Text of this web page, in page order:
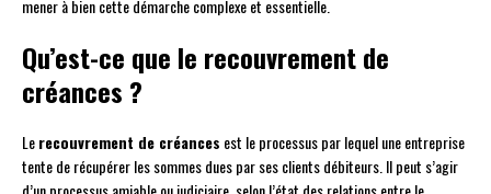
mener à bien cette démarche complexe et essentielle.
Qu’est-ce que le recouvrement de
créances ?
Lerecouvrement de créances est le processus par lequel une entreprise
tente de récupérer les sommes dues par ses clients débiteurs. Il peut s’agir